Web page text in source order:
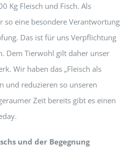
Kg Fleisch und Fisch. Als
so eine besondere Verantwortung
Das ist für uns Verpflichtung
Dem Tierwohl gilt daher unser
Wir haben das „Fleisch als
und reduzieren so unseren
Zeit bereits gibt es einen
und der Begegnung